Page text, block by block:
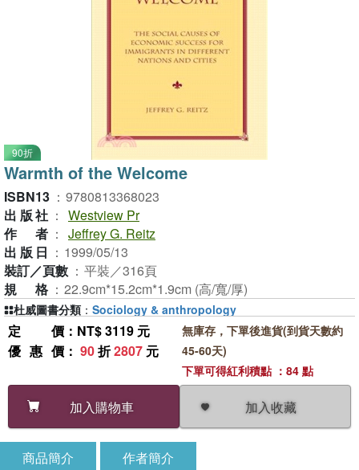
90折
Warmth of the Welcome
ISBN13 ： 9780813368023
出版社 ： Westview Pr
作者 ： Jeffrey G. Reitz
出版日 ： 1999/05/13
裝訂／頁數 ： 平裝／316頁
規格 ： 22.9cm*15.2cm*1.9cm (高/寬/厚)
定價 ：NT$ 3119 元
優惠價 ： 90折2807 元
加入購物車 加入收藏
無庫存，下單後進貨(到貨天數約
45-60天)
下單可得紅利積點 ：84 點
杜威圖書分類 ： Sociology & anthropology
商品簡介 作者簡介